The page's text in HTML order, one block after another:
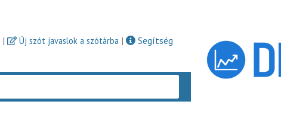
| Új szót javaslok a szótárba |
Segítség